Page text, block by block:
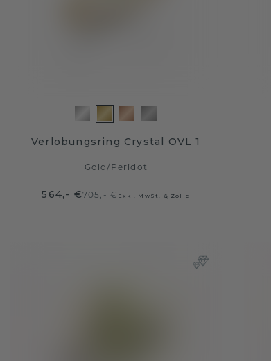
Verlobungsring Crystal OVL 1
Gold/ Peridot
564,- €705,- €Exkl. MwSt. & Zölle